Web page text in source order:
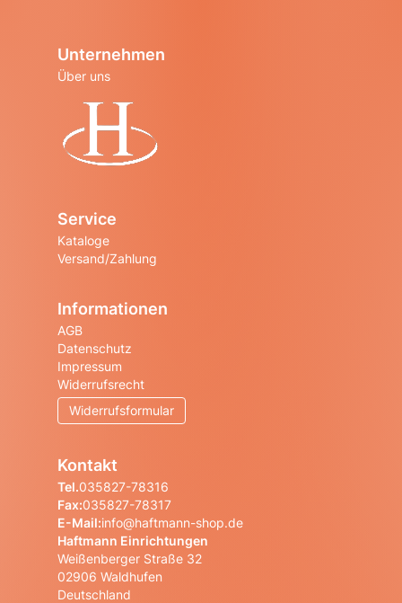
Unternehmen
Über uns
Service
Kataloge
Versand/Zahlung
Informationen
AGB
Datenschutz
Impressum
Widerrufsrecht
Widerrufsformular
Kontakt
Tel.035827-78316
Fax:035827-78317
E-Mail:info@haftmann-shop.de
Haftmann Einrichtungen
Weißenberger Straße 32
02906 Waldhufen
Deutschland